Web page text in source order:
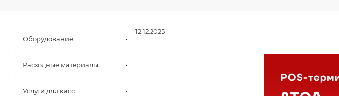
12.12.2025
Оборудование
Расходные материалы
Услуги для касс